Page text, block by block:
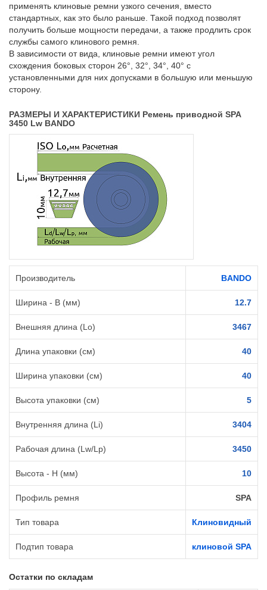
применять клиновые ремни узкого сечения, вместо
стандартных, как это было раньше. Такой подход позволят
получить больше мощности передачи, а также продлить срок
службы самого клинового ремня.
В зависимости от вида, клиновые ремни имеют угол
схождения боковых сторон 26°, 32°, 34°, 40° с
установленными для них допусками в большую или меньшую
сторону.
РАЗМЕРЫ И ХАРАКТЕРИСТИКИ Ремень приводной SPA
3450 Lw BANDO
Производитель BANDO
Ширина - B (мм) 12.7
Внешняя длина (Lo) 3467
Длина упаковки (см) 40
Ширина упаковки (см) 40
Высота упаковки (см) 5
Внутренняя длина (Li) 3404
Рабочая длина (Lw/Lp) 3450
Высота - H (мм) 10
Профиль ремня SPA
Тип товара Клиновидный
Подтип товара клиновой SPA
Остатки по складам